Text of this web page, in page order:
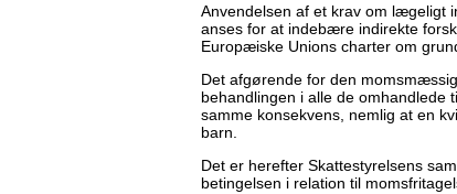
Anvendelsen af et krav om lægeligt
anses for at indebære indirekte
Europæiske Unions charter om
Det afgørende for den
behandlingen i alle de omhandlede
samme konsekvens, nemlig at en
barn.
Det er herefter Skattestyrelsens
betingelsen i relation til